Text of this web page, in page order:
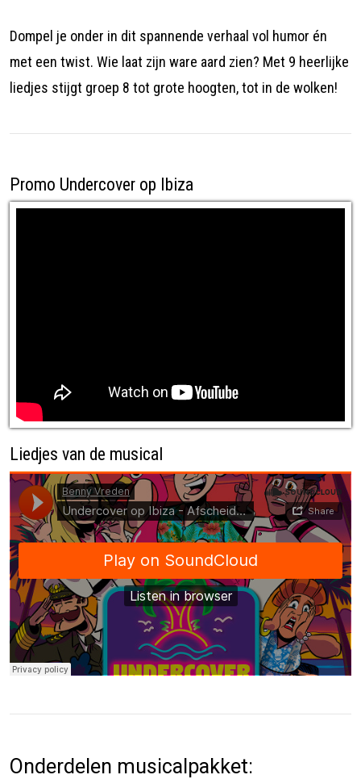
Dompel je onder in dit spannende verhaal vol humor én
met een twist. Wie laat zijn ware aard zien? Met 9 heerlijke
liedjes stijgt groep 8 tot grote hoogten, tot in de wolken!
Promo Undercover op Ibiza
Liedjes van de musical
Onderdelen musicalpakket: